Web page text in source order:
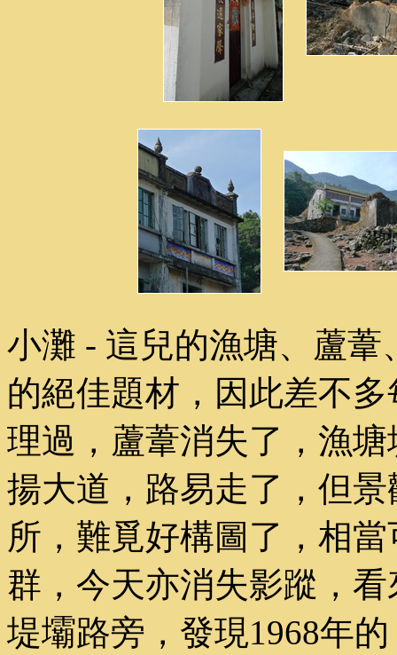
小灘 - 這兒的漁塘、蘆
的絕佳題材，因此差不
理過，蘆葦消失了，漁
揚大道，路易走了，但
所，難覓好構圖了，相
群，今天亦消失影蹤，
堤壩路旁，發現1968年